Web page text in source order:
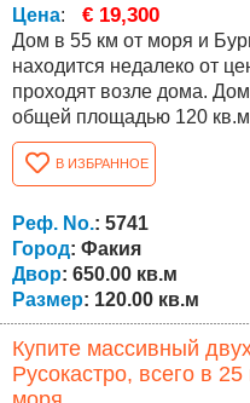
Цена: € 19,300
Дом в 55 км от моря и Бургаса,
находится недалеко от
проходят возле дома. Дом старый и подлежит ремонту
общей площадью 120 кв.м . двухэтажный, на первом
этаже есть прихожая,
втором - четыре комнаты
Двор 650 кв.м. с
Деревня расположена в
популярных мест для...
В ИЗБРАННОЕ
Реф. No.: 5741
Город: Факия
Двор: 650.00 кв.м
Размер: 120.00 кв.м
Купите массивный
Русокастро, всего в